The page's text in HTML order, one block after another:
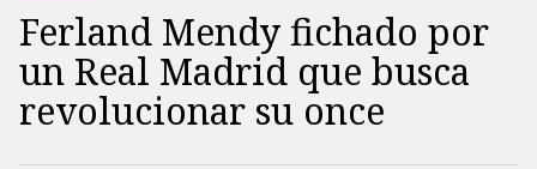
Ferland Mendy fichado por
un Real Madrid que busca
revolucionar su once